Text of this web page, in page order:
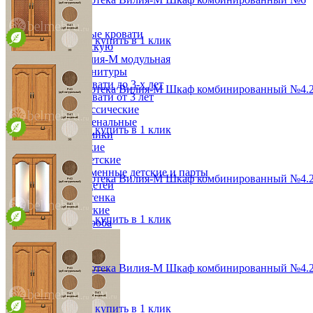
Детская
Двухъярусные кровати
Декор в детскую
Детская Вилия-М модульная
Детские гарнитуры
Детские кровати до 3-х лет
Детские кровати от 3 лет
Комоды классические
Комоды пеленальные
Кровати домики
Полки детские
Стеллажи детские
Столы письменные детские и парты
Тумбы для детей
Шведская стенка
Шкафы детские
Ящики и короба
от 39 996 ₽
48,2х190х36,8 см
В корзину
Быстро купить в 1 клик
Модульная библиотека Вилия-М Шкаф комбинированный
от 84 576 ₽
96,4х190х36,8 см
В корзину
Быстро купить в 1 клик
Модульная библиотека Вилия-М Шкаф комбинированный
от 78 552 ₽
96,4х190х36,8 см
В корзину
Быстро купить в 1 клик
Модульная библиотека Вилия-М Шкаф комбинированный
от 80 988 ₽
96,4х190х36,8 см
В корзину
Быстро купить в 1 клик